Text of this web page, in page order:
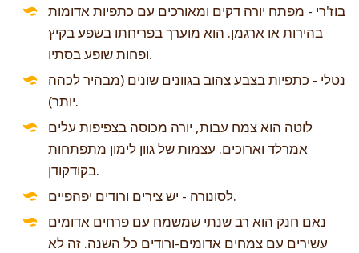
בוז'רי - מפתח יורה דקים ומאורכים עם כתפיות אדומות
בהירות או ארגמן. הוא מוערך בפריחתו בשפע בקיץ
ופחות שופע בסתיו.
נטלי - כתפיות בצבע צהוב בגוונים שונים (מבהיר לכהה
יותר).
לוטה הוא צמח עבות, יורה מכוסה בצפיפות עלים
אמרלד וארוכים. עצמות של גוון לימון מתפתחות
בקודקודן.
לסונורה - יש צירים ורודים יפהפיים.
נאם חנק הוא רב שנתי שמשמח עם פרחים אדומים
עשירים עם צמחים אדומים-ורודים כל השנה. זה לא